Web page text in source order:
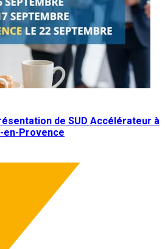
de SUD Accélérateur à
en-Provence